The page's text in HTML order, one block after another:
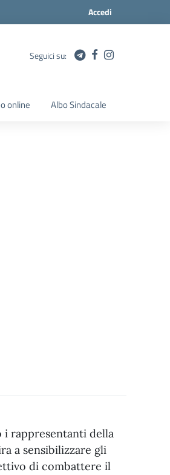
Accedi
Seguici su:
online Albo Sindacale
i rappresentanti della
a sensibilizzare gli
di combattere il